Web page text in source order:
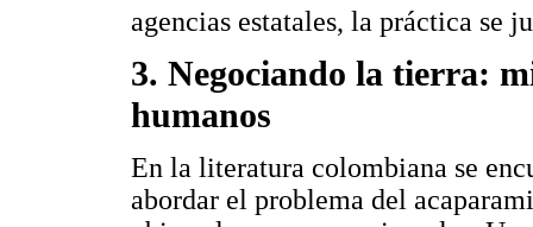
agencias estatales, la práctica se
3. Negociando la tierra:
humanos
En la literatura colombiana se
abordar el problema del